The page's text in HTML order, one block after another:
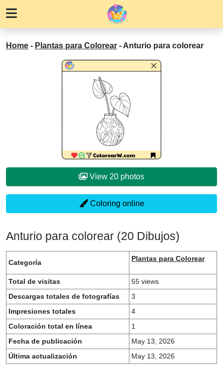
Home - Plantas para Colorear - Anturio para colorear
View 20 photos
Coloring online
Anturio para colorear (20 Dibujos)
Categoría Plantas para Colorear
Total de visitas
55 views
Descargas totales de fotografías
3
Impresiones totales
4
Coloración total en línea
1
Fecha de publicación
May 13, 2026
Última actualización
May 13, 2026